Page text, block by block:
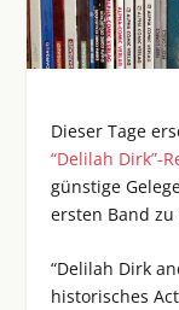
Dieser Tage
“Delilah Dirk”-
günstige
ersten Band
“Delilah Dirk
historisches